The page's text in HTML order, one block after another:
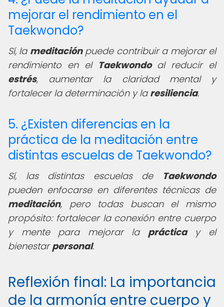
mejorar el rendimiento en el
Taekwondo?
Sí, la meditaciónpuede contribuir a mejorar el
rendimiento en el Taekwondoal reducir el
estrés, aumentar la claridad mental y
fortalecer la determinación y la resiliencia.
5. ¿Existen diferencias en la
práctica de la meditación entre
distintas escuelas de Taekwondo?
Sí, las distintas escuelas de
Taekwondo
pueden enfocarse en diferentes técnicas de
meditación, pero todas buscan el mismo
propósito: fortalecer la conexión entre cuerpo
y mente para mejorar la prácticay el
bienestarpersonal.
Reflexión final: La importancia
de la armonía entre cuerpo y